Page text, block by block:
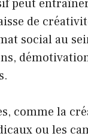
peut
de
social au
comme la
ou les